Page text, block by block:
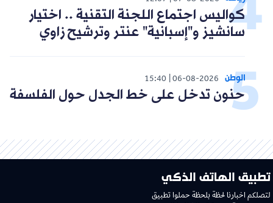
كواليس اجتماع اللجنة التقنية .. اختيار
سانشيز و"إسبانية" عنتر وترشيح زاوي
الوطن 06-08-2026
15:40
حنون تدخل على خط الجدل حول الفلسفة
تطبيق الهاتف الذكي
لتصلكم اخبارنا لحظة بلحظة حملوا تطبيق